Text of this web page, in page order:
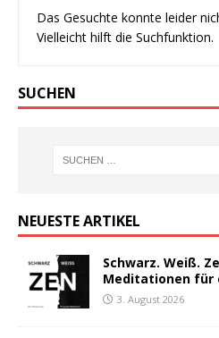
Das Gesuchte konnte leider
Vielleicht hilft die Suchfunktion.
SUCHEN
NEUESTE ARTIKEL
Schwarz. Weiß.
Meditationen für
3. August 2026